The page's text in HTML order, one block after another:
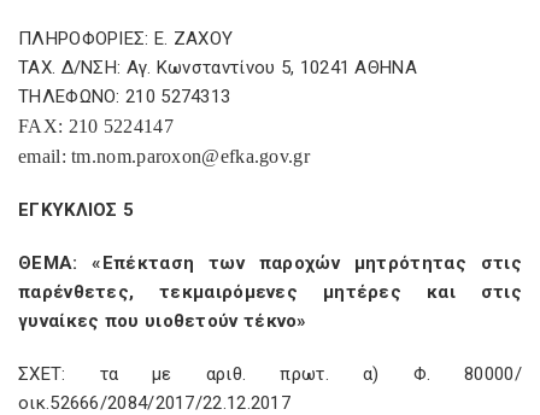
ΠΛΗΡΟΦΟΡΙΕΣ: Ε. ΖΑΧΟΥ
ΤΑΧ. Δ/ΝΣΗ: Αγ. Κωνσταντίνου 5, 10241 ΑΘΗΝΑ
ΤΗΛΕΦΩΝΟ: 210 5274313
FAX: 210 5224147
email:tm.nom.paroxon@efka.gov.gr
ΕΓΚΥΚΛΙΟΣ 5
ΘΕΜΑ: «Επέκταση των παροχών μητρότητας στις
παρένθετες, τεκμαιρόμενες μητέρες και στις
γυναίκες που υιοθετούν τέκνο»
ΣΧΕΤ: τα με αριθ. πρωτ. α) Φ. 80000/
οικ.52666/2084/2017/22.12.2017